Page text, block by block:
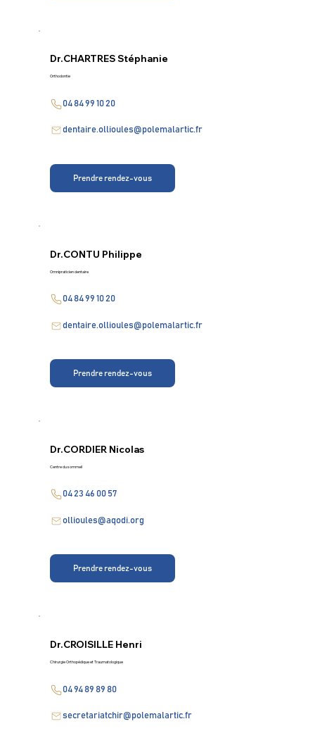
Dr.CHARTRES Stéphanie
Orthodontie
04 84 99 10 20
dentaire.ollioules@polemalartic.fr
Prendre rendez-vous
Dr.CONTU Philippe
Omnipraticien dentaire
04 84 99 10 20
dentaire.ollioules@polemalartic.fr
Prendre rendez-vous
Dr.CORDIER Nicolas
Centre du sommeil
04 23 46 00 57
ollioules@aqodi.org
Prendre rendez-vous
Dr.CROISILLE Henri
Chirurgie Orthopédique et Traumatologique
04 94 89 89 80
secretariatchir@polemalartic.fr